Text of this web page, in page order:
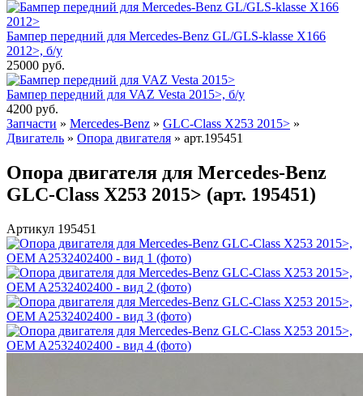
Бампер передний для Mercedes-Benz GL/GLS-klasse X166
2012>, б/у
25000 руб.
Бампер передний для VAZ Vesta 2015>, б/у
4200 руб.
Запчасти » Mercedes-Benz » GLC-Class X253 2015> »
Двигатель » Опора двигателя » арт.195451
Опора двигателя для Mercedes-Benz
GLC-Class X253 2015> (арт. 195451)
Артикул 195451